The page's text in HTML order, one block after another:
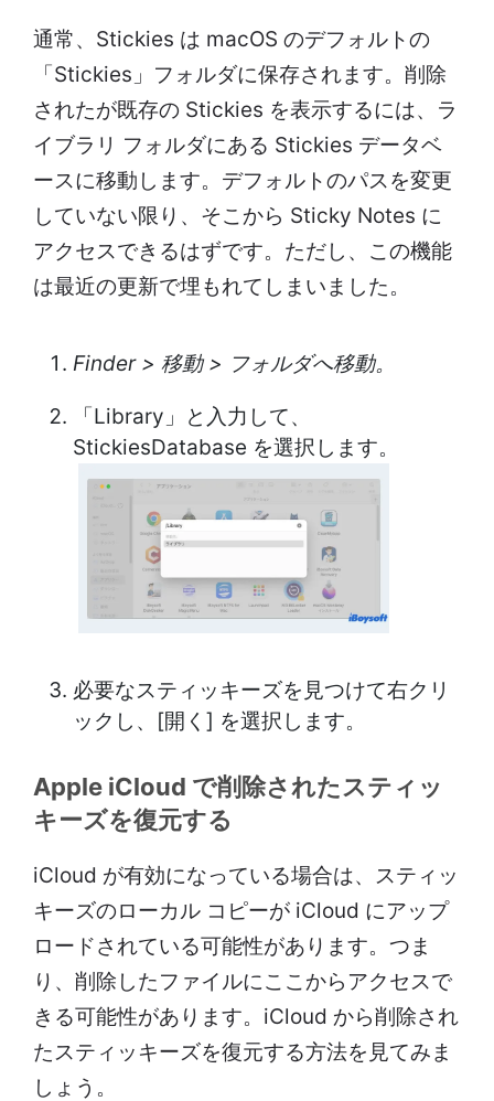
通常、Stickies は macOS のデフォルトの
「Stickies」フォルダに保存されます。削除
されたが既存の Stickies を表示するには、ラ
イブラリ フォルダにある Stickies データベ
ースに移動します。デフォルトのパスを変更
していない限り、そこから Sticky Notes に
アクセスできるはずです。ただし、この機能
は最近の更新で埋もれてしまいました。
Finder > 移動 > フォルダへ移動。
「Library」と入力して、
StickiesDatabase を選択します。
必要なスティッキーズを見つけて右クリ
ックし、[開く] を選択します。
Apple iCloud で削除されたスティッ
キーズを復元する
iCloud が有効になっている場合は、スティッ
キーズのローカル コピーが iCloud にアップ
ロードされている可能性があります。つま
り、削除したファイルにここからアクセスで
きる可能性があります。iCloud から削除され
たスティッキーズを復元する方法を見てみま
しょう。